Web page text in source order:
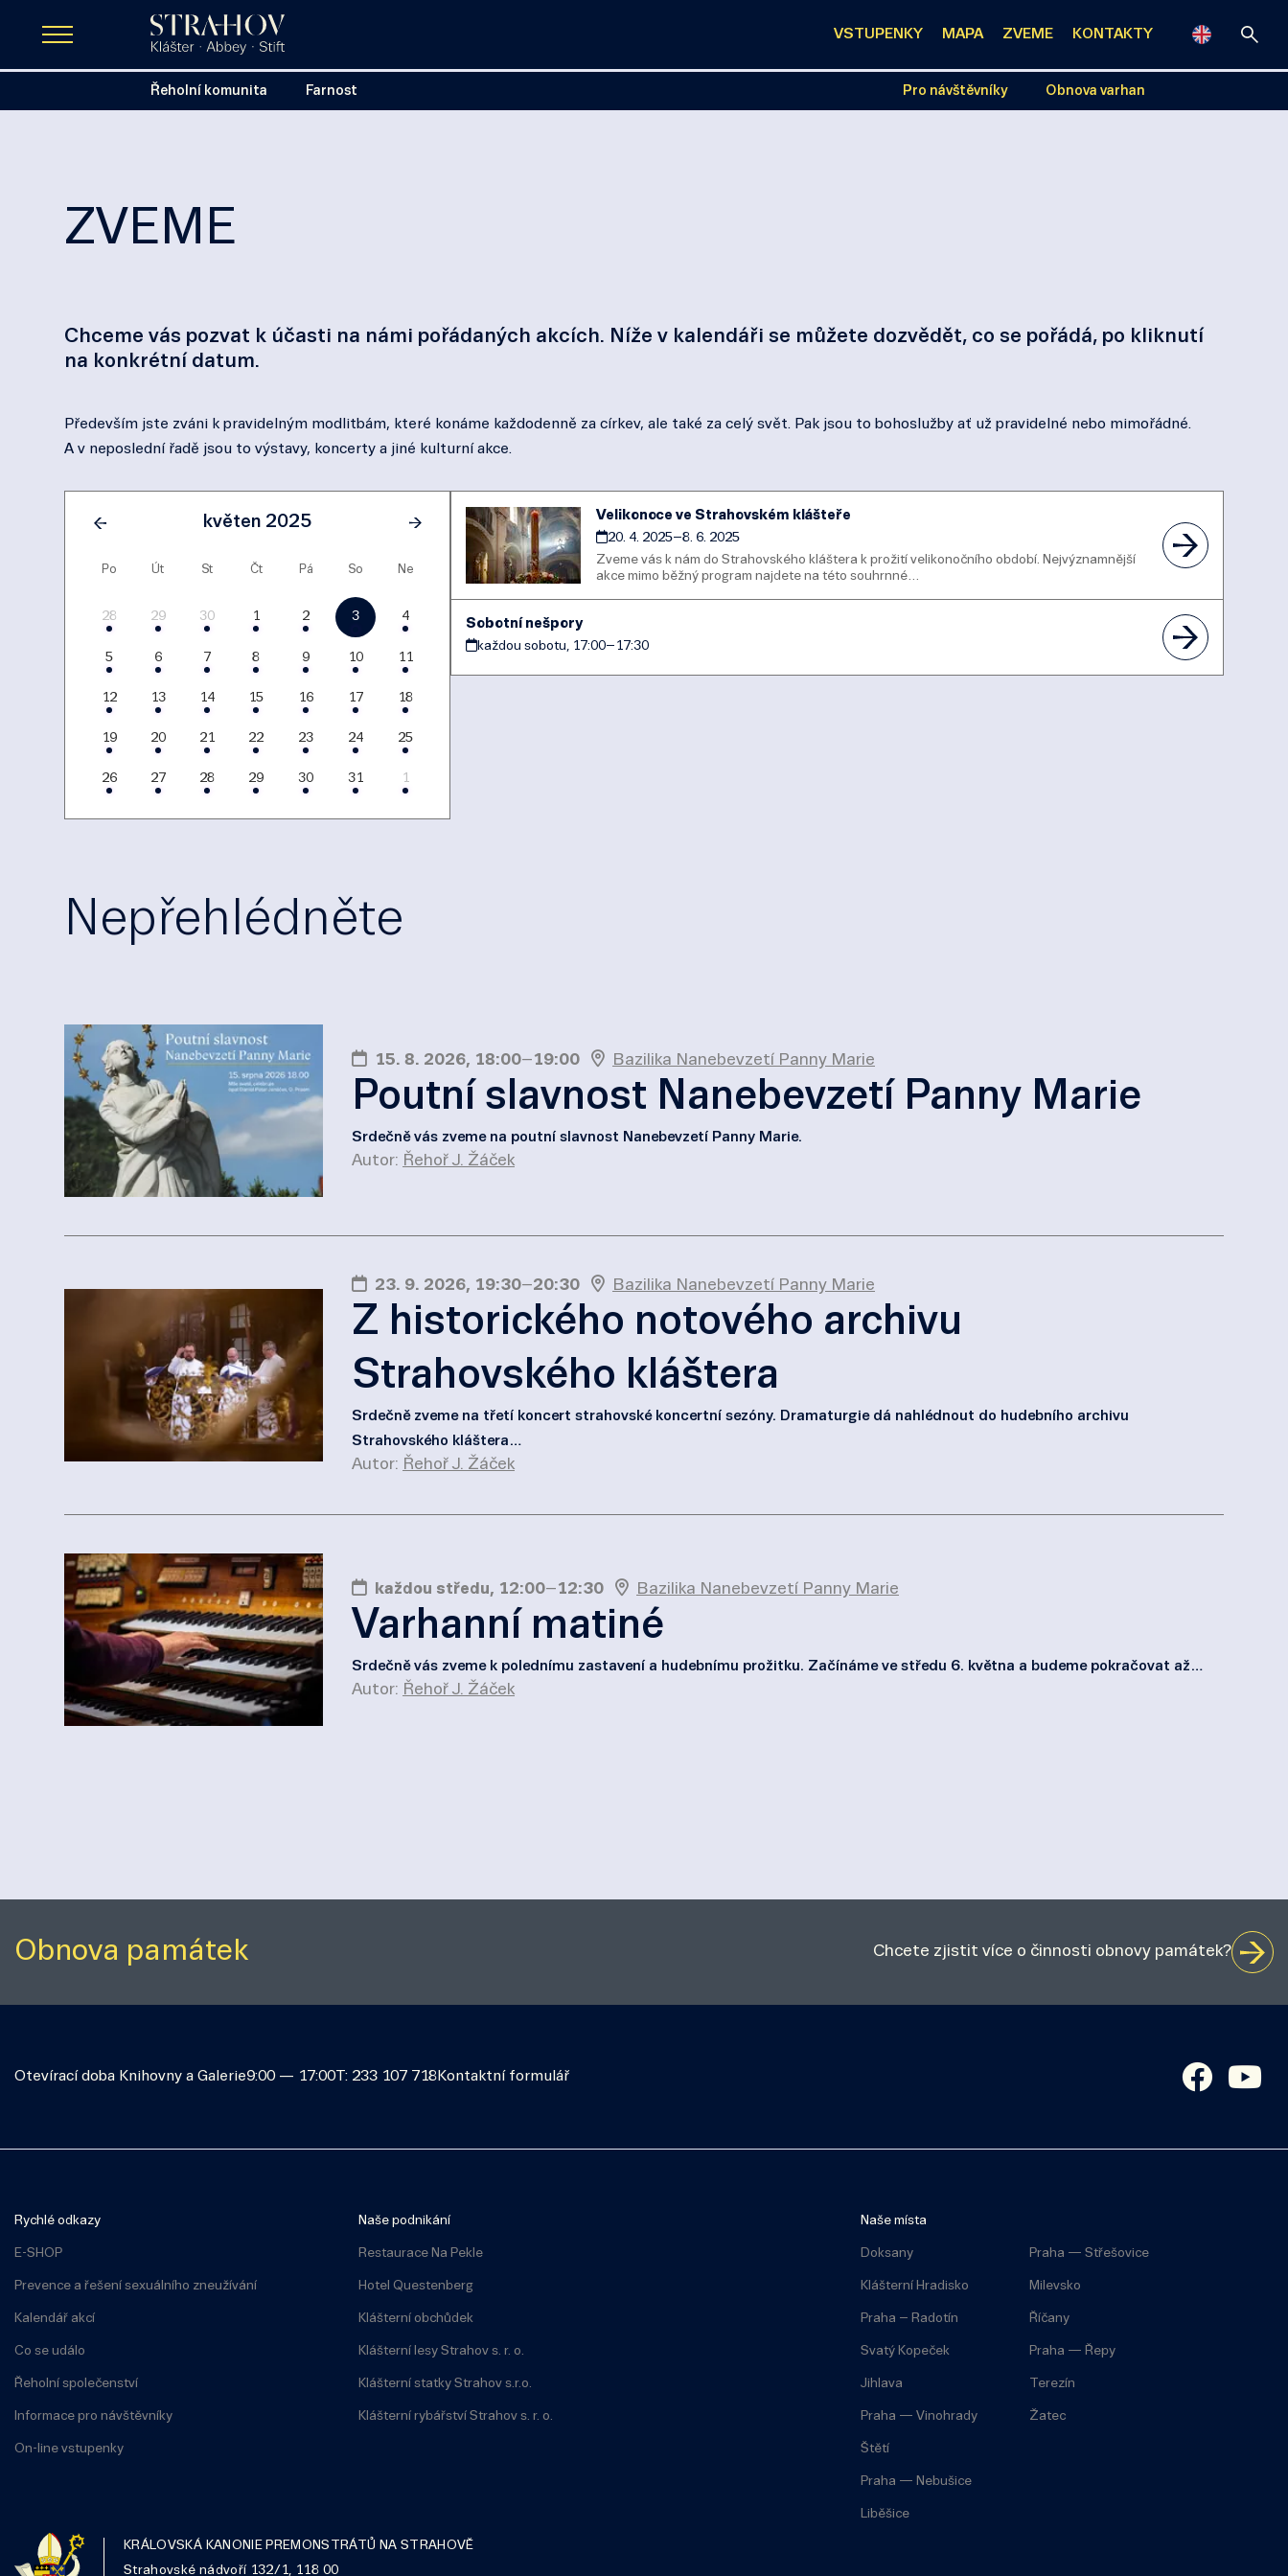
VSTUPENKY MAPA ZVEME KONTAKTY
Řeholní komunita Farnost Pro návštěvníky Obnova varhan
ZVEME
Chceme vás pozvat k účasti na námi pořádaných akcích. Níže v kalendáři se můžete dozvědět, co se pořádá, po kliknutí
na konkrétní datum.
Především jste zváni k pravidelným modlitbám, které konáme každodenně za církev, ale také za celý svět. Pak jsou to bohoslužby ať už pravidelné nebo mimořádné.
A v neposlední řadě jsou to výstavy, koncerty a jiné kulturní akce.
květen 2025
Po Út St Čt Pá So Ne
28 29 30 1 2 3 4
5 6 7 8 9 10 11
12 13 14 15 16 17 18
19 20 21 22 23 24 25
26 27 28 29 30 31 1
Velikonoce ve Strahovském klášteře
20. 4. 2025–8. 6. 2025
Zveme vás k nám do Strahovského kláštera k prožití velikonočního období. Nejvýznamnější
akce mimo běžný program najdete na této souhrnné…
Sobotní nešpory
každou sobotu, 17:00– 17:30
Nepřehlédněte
15. 8. 2026, 18:00–19:00 Bazilika Nanebevzetí Panny Marie
Poutní slavnost Nanebevzetí Panny Marie
Srdečně vás zveme na poutní slavnost Nanebevzetí Panny Marie.
Autor: Řehoř J. Žáček
23. 9. 2026, 19:30–20:30 Bazilika Nanebevzetí Panny Marie
Z historického notového archivu
Strahovského kláštera
Srdečně zveme na třetí koncert strahovské koncertní sezóny. Dramaturgie dá nahlédnout do hudebního archivu
Strahovského kláštera…
Autor: Řehoř J. Žáček
každou středu, 12:00–12:30 Bazilika Nanebevzetí Panny Marie
Varhanní matiné
Srdečně vás zveme k polednímu zastavení a hudebnímu prožitku. Začínáme ve středu 6. května a budeme pokračovat až…
Autor: Řehoř J. Žáček
Obnova památek Chcete zjistit více o činnosti obnovy památek?
Otevírací doba Knihovny a Galerie9:00 — 17:00T: 233 107 718 Kontaktní formulář
Rychlé odkazy
E-SHOP
Prevence a řešení sexuálního zneužívání
Kalendář akcí
Co se událo
Řeholní společenství
Informace pro návštěvníky
On-line vstupenky
Naše podnikání
Restaurace Na Pekle
Hotel Questenberg
Klášterní obchůdek
Klášterní lesy Strahov s. r. o.
Klášterní statky Strahov s.r.o.
Klášterní rybářství Strahov s. r. o.
KRÁLOVSKÁ KANONIE PREMONSTRÁTŮ NA STRAHOVĚ
Strahovské nádvoří 132/1, 118 00
Naše místa
Doksany
Klášterní Hradisko
Praha – Radotín
Svatý Kopeček
Jihlava
Praha — Vinohrady
Štětí
Praha — Nebušice
Liběšice
Praha — Střešovice
Milevsko
Říčany
Praha — Řepy
Terezín
Žatec